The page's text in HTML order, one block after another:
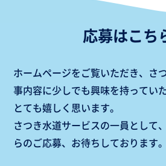
応募はこち
ホームページをご覧いただき、 さ
事内容に少しでも興味を持ってい
とても嬉しく思います。
さつき水道サービスの一員として
らのご応募、お待ちしております。